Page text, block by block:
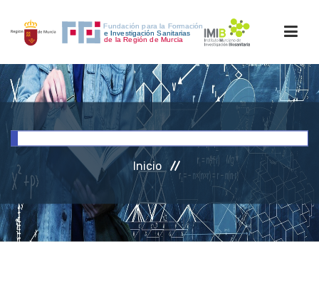
INICIO
INVESTIGACIÓN
RRHH
Inicio